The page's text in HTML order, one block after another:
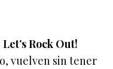
Rock Out!
vuelven sin tener